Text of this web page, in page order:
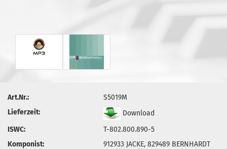
Art.Nr.:
S5019M
Lieferzeit:
Download
ISWC:
T-802.800.890-5
Komponist:
912933 JACKE, 829489 BERNHARDT